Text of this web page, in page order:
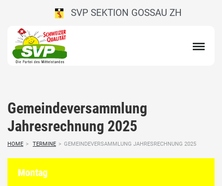
SVP SEKTION GOSSAU ZH
Gemeindeversammlung
Jahresrechnung 2025
HOME > TERMINE > GEMEINDEVERSAMMLUNG JAHRESRECHNUNG 2025
Montag